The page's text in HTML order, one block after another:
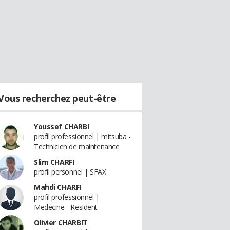
recherchez peut-être
Youssef CHARBI
profil professionnel | mitsuba -
Technicien de maintenance
Slim CHARFI
profil personnel | SFAX
Mahdi CHARFI
profil professionnel |
Medecine - Resident
Olivier CHARBIT